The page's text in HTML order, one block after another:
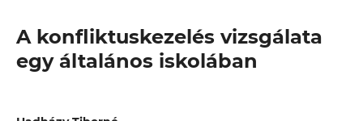
A konfliktuskezelés vizsgálata
egy általános iskolában